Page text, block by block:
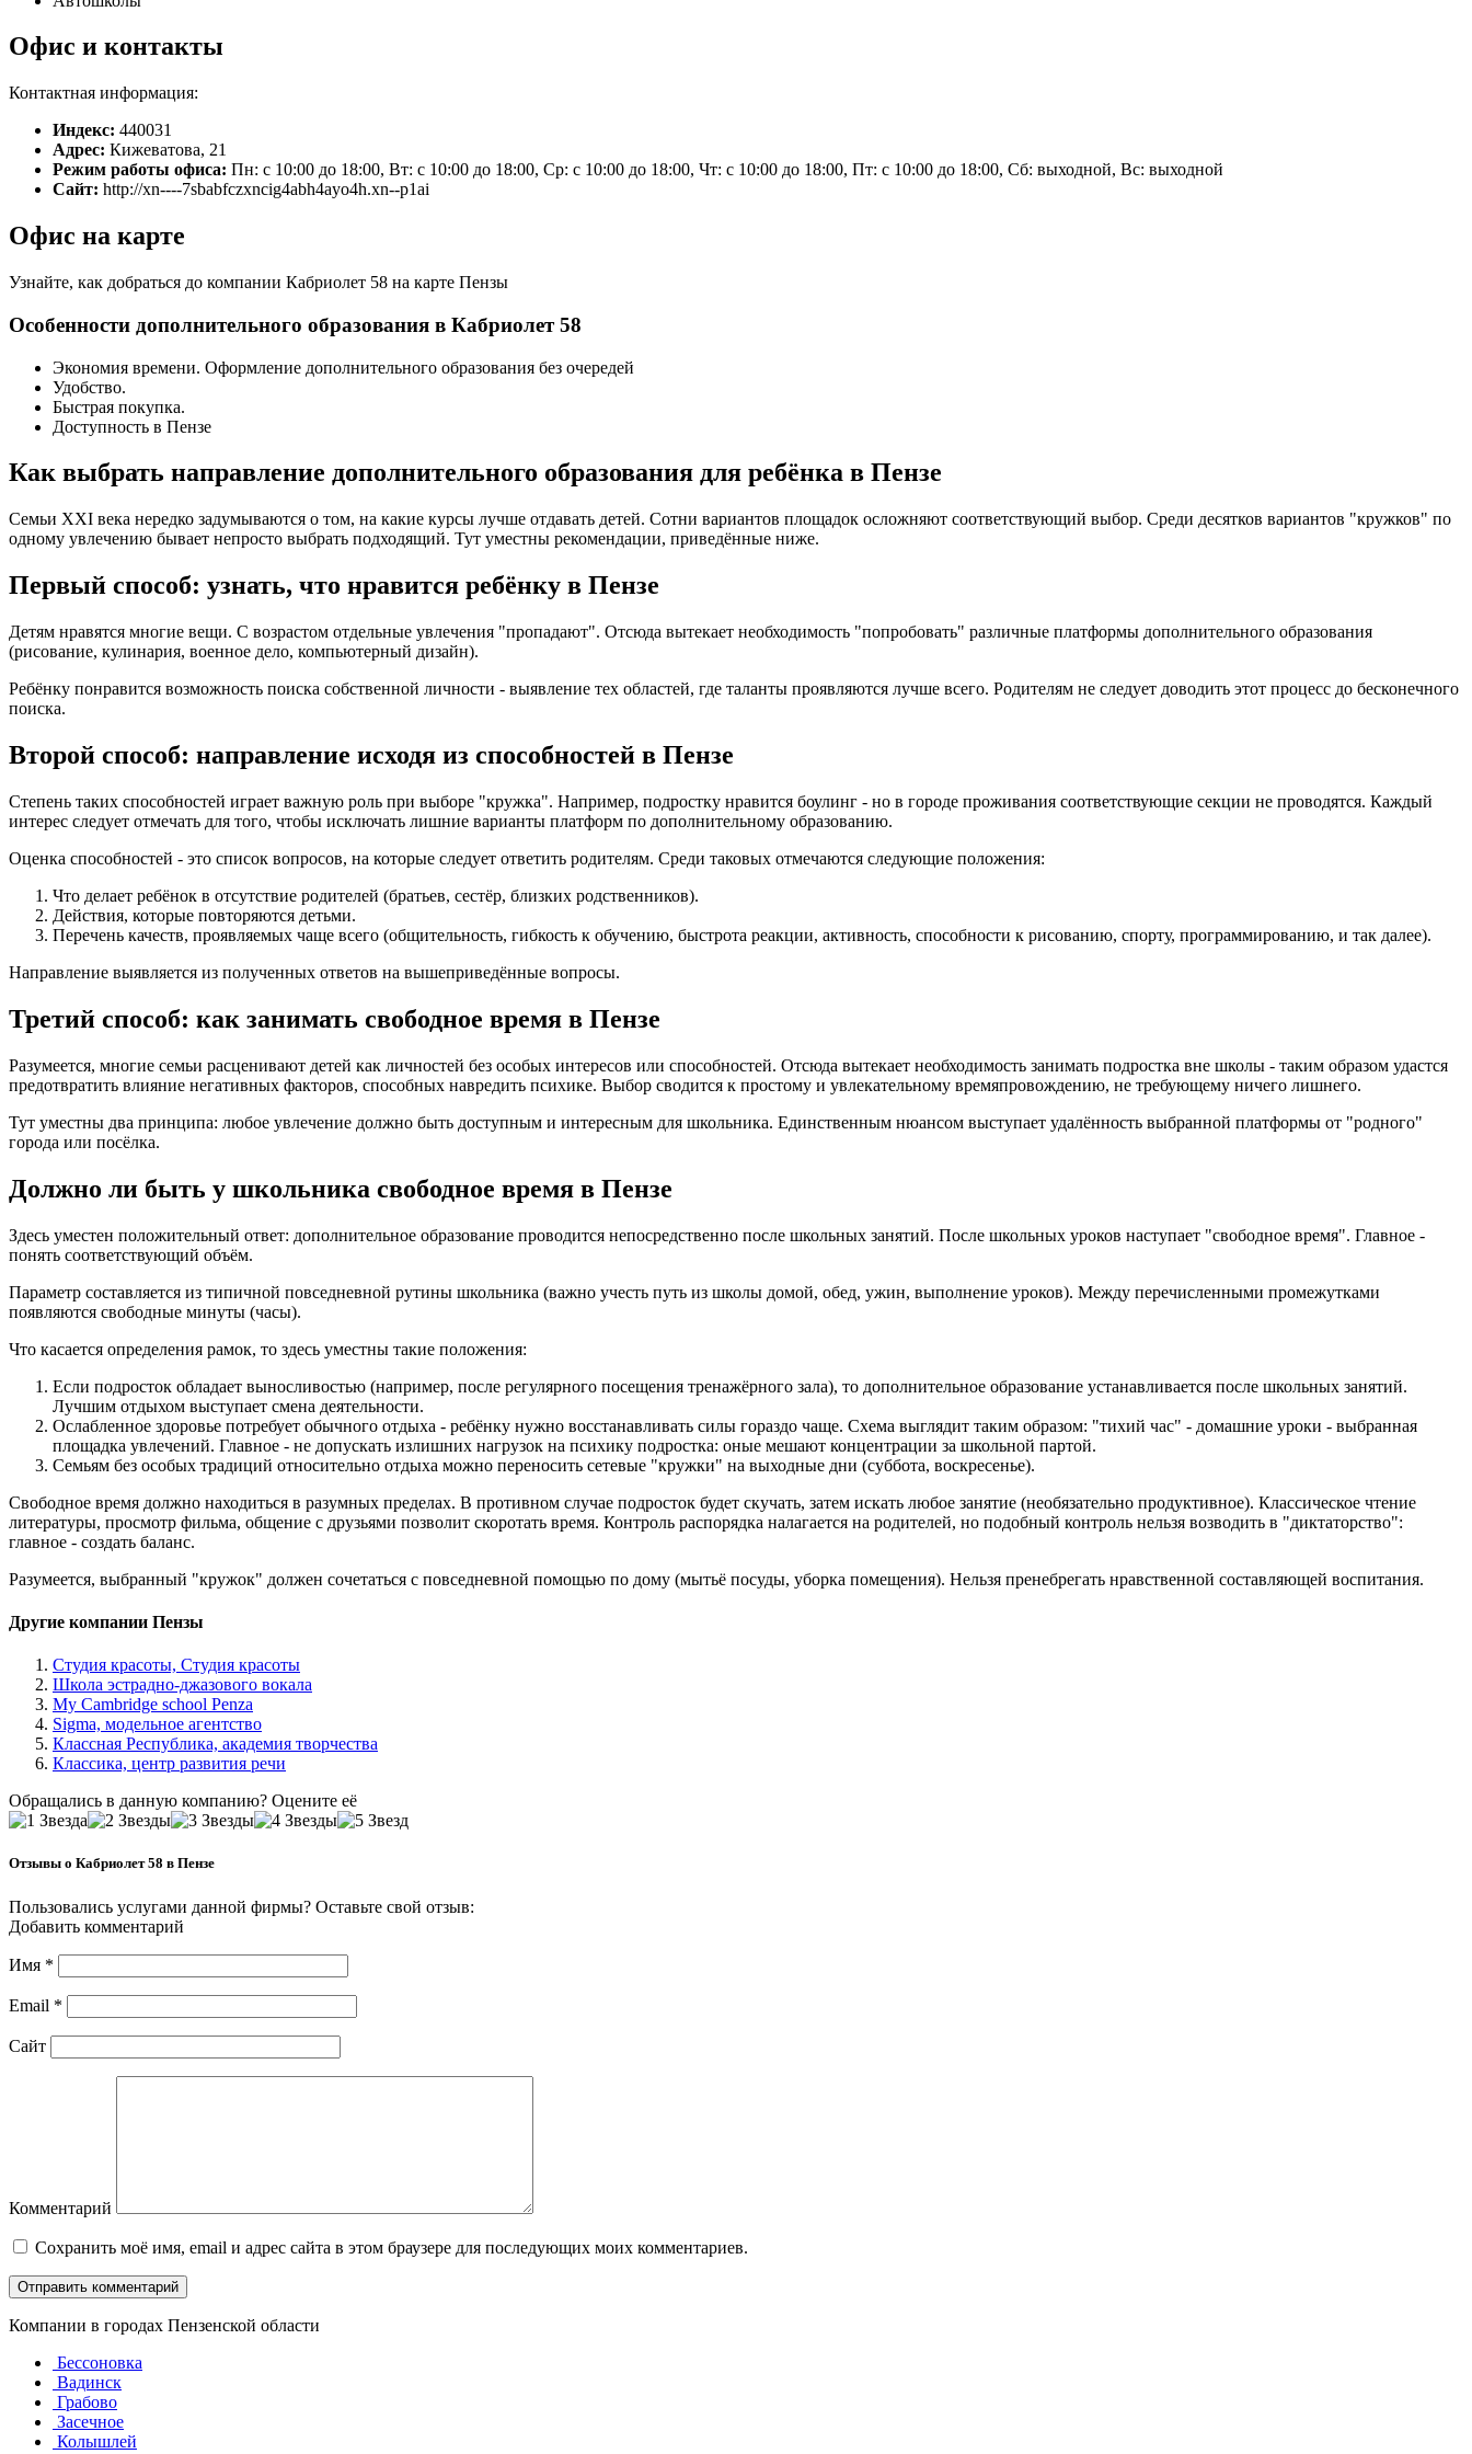
Офис и контакты
Контактная информация:
Индекс: 440031
Адрес: Кижеватова, 21
Режим работы офиса: Пн: с 10:00 до 18:00, Вт: с 10:00 до 18:00, Ср: с 10:00 до 18:00, Чт: с 10:00 до 18:00, Пт: с 10:00 до 18:00, Сб: выходной, Вс: выходной
Сайт: http://xn----7sbabfczxncig4abh4ayo4h.xn--p1ai
Офис на карте
Узнайте, как добраться до компании Кабриолет 58 на карте Пензы
Особенности дополнительного образования в Кабриолет 58
Экономия времени. Оформление дополнительного образования без очередей
Удобство.
Быстрая покупка.
Доступность в Пензе
Как выбрать направление дополнительного образования для ребёнка в Пензе
Семьи XXI века нередко задумываются о том, на какие курсы лучше отдавать детей. Сотни вариантов площадок осложняют соответствующий выбор. Среди десятков вариантов "кружков" по
одному увлечению бывает непросто выбрать подходящий. Тут уместны рекомендации, приведённые ниже.
Первый способ: узнать, что нравится ребёнку в Пензе
Детям нравятся многие вещи. С возрастом отдельные увлечения "пропадают". Отсюда вытекает необходимость "попробовать" различные платформы дополнительного образования
(рисование, кулинария, военное дело, компьютерный дизайн).
Ребёнку понравится возможность поиска собственной личности - выявление тех областей, где таланты проявляются лучше всего. Родителям не следует доводить этот процесс до бесконечного
поиска.
Второй способ: направление исходя из способностей в Пензе
Степень таких способностей играет важную роль при выборе "кружка". Например, подростку нравится боулинг - но в городе проживания соответствующие секции не проводятся. Каждый
интерес следует отмечать для того, чтобы исключать лишние варианты платформ по дополнительному образованию.
Оценка способностей - это список вопросов, на которые следует ответить родителям. Среди таковых отмечаются следующие положения:
Что делает ребёнок в отсутствие родителей (братьев, сестёр, близких родственников).
Действия, которые повторяются детьми.
Перечень качеств, проявляемых чаще всего (общительность, гибкость к обучению, быстрота реакции, активность, способности к рисованию, спорту, программированию, и так далее).
Направление выявляется из полученных ответов на вышеприведённые вопросы.
Третий способ: как занимать свободное время в Пензе
Разумеется, многие семьи расценивают детей как личностей без особых интересов или способностей. Отсюда вытекает необходимость занимать подростка вне школы - таким образом удастся
предотвратить влияние негативных факторов, способных навредить психике. Выбор сводится к простому и увлекательному времяпровождению, не требующему ничего лишнего.
Тут уместны два принципа: любое увлечение должно быть доступным и интересным для школьника. Единственным нюансом выступает удалённость выбранной платформы от "родного"
города или посёлка.
Должно ли быть у школьника свободное время в Пензе
Здесь уместен положительный ответ: дополнительное образование проводится непосредственно после школьных занятий. После школьных уроков наступает "свободное время". Главное -
понять соответствующий объём.
Параметр составляется из типичной повседневной рутины школьника (важно учесть путь из школы домой, обед, ужин, выполнение уроков). Между перечисленными промежутками
появляются свободные минуты (часы).
Что касается определения рамок, то здесь уместны такие положения:
Если подросток обладает выносливостью (например, после регулярного посещения тренажёрного зала), то дополнительное образование устанавливается после школьных занятий.
Лучшим отдыхом выступает смена деятельности.
Ослабленное здоровье потребует обычного отдыха - ребёнку нужно восстанавливать силы гораздо чаще. Схема выглядит таким образом: "тихий час" - домашние уроки - выбранная
площадка увлечений. Главное - не допускать излишних нагрузок на психику подростка: оные мешают концентрации за школьной партой.
Семьям без особых традиций относительно отдыха можно переносить сетевые "кружки" на выходные дни (суббота, воскресенье).
Свободное время должно находиться в разумных пределах. В противном случае подросток будет скучать, затем искать любое занятие (необязательно продуктивное). Классическое чтение
литературы, просмотр фильма, общение с друзьями позволит скоротать время. Контроль распорядка налагается на родителей, но подобный контроль нельзя возводить в "диктаторство":
главное - создать баланс.
Разумеется, выбранный "кружок" должен сочетаться с повседневной помощью по дому (мытьё посуды, уборка помещения). Нельзя пренебрегать нравственной составляющей воспитания.
Другие компании Пензы
Студия красоты, Студия красоты
Школа эстрадно-джазового вокала
My Cambridge school Penza
Sigma, модельное агентство
Классная Республика, академия творчества
Классика, центр развития речи
Обращались в данную компанию? Оцените её
Отзывы о Кабриолет 58 в Пензе
Пользовались услугами данной фирмы? Оставьте свой отзыв:
Добавить комментарий
Имя *
Email *
Сайт
Комментарий
Сохранить моё имя, email и адрес сайта в этом браузере для последующих моих комментариев.
Компании в городах Пензенской области
Бессоновка
Вадинск
Грабово
Засечное
Колышлей